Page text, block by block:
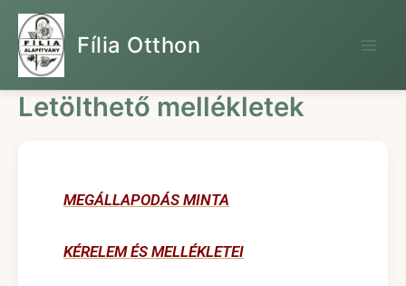
Skip
content
Fília Otthon
Letölthető mellékletek
MEGÁLLAPODÁS MINTA
KÉRELEM ÉS MELLÉKLETEI